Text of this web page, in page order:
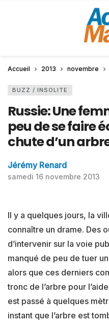
Accueil 2013 novembre
BUZZ / INSOLITE
Russie: Une
peu de se faire
chute d’un
Jérémy Renard
samedi 16 novembre 2013
Il y a quelques jours, la
connaître un drame. Des
d’intervenir sur la voie
manqué de peu de tuer
alors que ces derniers
tronc de l’arbre pour
est passé à quelques
instant que l’arbre est